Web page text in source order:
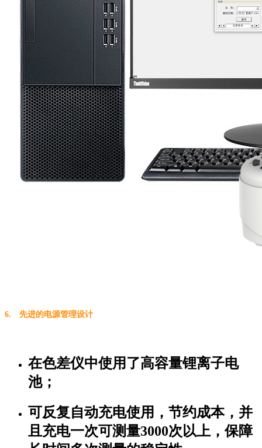
6. 先进的电源管理设计
在色差仪中使用了高容量锂离子电
池；
可反复自动充电使用，节约成本，并
且充电一次可测量3000次以上，保障